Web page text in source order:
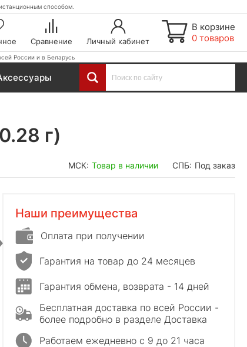
способом.
Сравнение Личный кабинет
В корзине
0 товаров
России и в Беларусь
г)
МСК: Товар в наличии СПБ: Под заказ
Наши преимущества
Оплата при получении
Гарантия на товар до 24 месяцев
Гарантия обмена, возврата - 14 дней
Бесплатная доставка по всей России -
более подробно в разделе Доставка
Работаем ежедневно с 9 до 21 часа